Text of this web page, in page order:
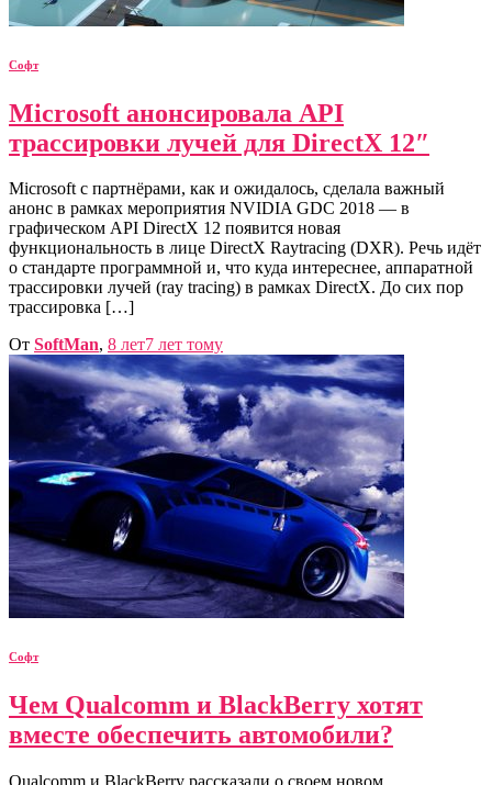
Софт
Microsoft анонсировала API
трассировки лучей для DirectX 12″
Microsoft с партнёрами, как и ожидалось, сделала важный
анонс в рамках мероприятия NVIDIA GDC 2018 — в
графическом API DirectX 12 появится новая
функциональность в лице DirectX Raytracing (DXR). Речь идёт
о стандарте программной и, что куда интереснее, аппаратной
трассировки лучей (ray tracing) в рамках DirectX. До сих пор
трассировка […]
От SoftMan, 8 лет7 лет тому
Софт
Чем Qualcomm и BlackBerry хотят
вместе обеспечить автомобили?